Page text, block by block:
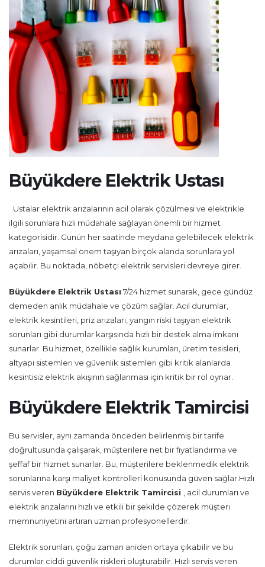
Büyükdere Elektrik Ustası
Ustalar elektrik arızalarının acil olarak çözülmesi ve elektrikle
ilgili sorunlara hızlı müdahale sağlayan önemli bir hizmet
kategorisidir. Günün her saatinde meydana gelebilecek elektrik
arızaları, yaşamsal önem taşıyan birçok alanda sorunlara yol
açabilir. Bu noktada, nöbetçi elektrik servisleri devreye girer.
Büyükdere Elektrik Ustası 7/24 hizmet sunarak, gece gündüz
demeden anlık müdahale ve çözüm sağlar. Acil durumlar,
elektrik kesintileri, priz arızaları, yangın riski taşıyan elektrik
sorunları gibi durumlar karşısında hızlı bir destek alma imkanı
sunarlar. Bu hizmet, özellikle sağlık kurumları, üretim tesisleri,
altyapı sistemleri ve güvenlik sistemleri gibi kritik alanlarda
kesintisiz elektrik akışının sağlanması için kritik bir rol oynar.
Büyükdere Elektrik Tamircisi
Bu servisler, aynı zamanda önceden belirlenmiş bir tarife
doğrultusunda çalışarak, müşterilere net bir fiyatlandırma ve
şeffaf bir hizmet sunarlar. Bu, müşterilere beklenmedik elektrik
sorunlarına karşı maliyet kontrolleri konusunda güven sağlar.Hızlı
servis veren Büyükdere Elektrik Tamircisi
, acil durumları ve
elektrik arızalarını hızlı ve etkili bir şekilde çözerek müşteri
memnuniyetini artıran uzman profesyonellerdir.
Elektrik sorunları, çoğu zaman aniden ortaya çıkabilir ve bu
durumlar ciddi güvenlik riskleri oluşturabilir. Hızlı servis veren